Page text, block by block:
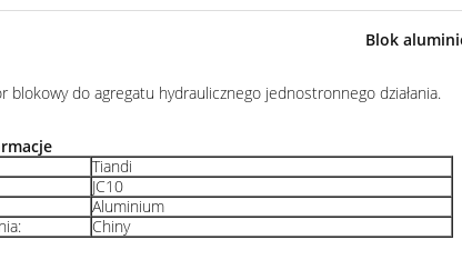
Blok
blokowy do agregatu hydraulicznego jednostronnego działania.
Tiandi
JC10
Aluminium
Chiny